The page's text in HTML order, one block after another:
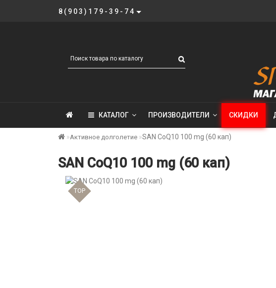
8(903)179-39-74
КАТАЛОГ ПРОИЗВОДИТЕЛИ СКИДКИ
Активное долголетие SAN CoQ10 100 mg (60 кап)
SAN CoQ10 100 mg (60 кап)
TOP